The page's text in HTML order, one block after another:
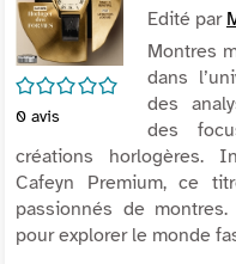
/5
0 avis
Edité par
Montres
dans
des
des
créations horlogères.
Cafeyn Premium, ce
passionnés de
pour explorer le monde